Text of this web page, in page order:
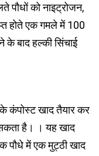
पौधों को नाइट्रोजन,
होते एक गमले में 100
के बाद हल्की सिंचाई
कंपोस्ट खाद तैयार कर
है। । यह खाद
पौधे में एक मुट्ठी खाद